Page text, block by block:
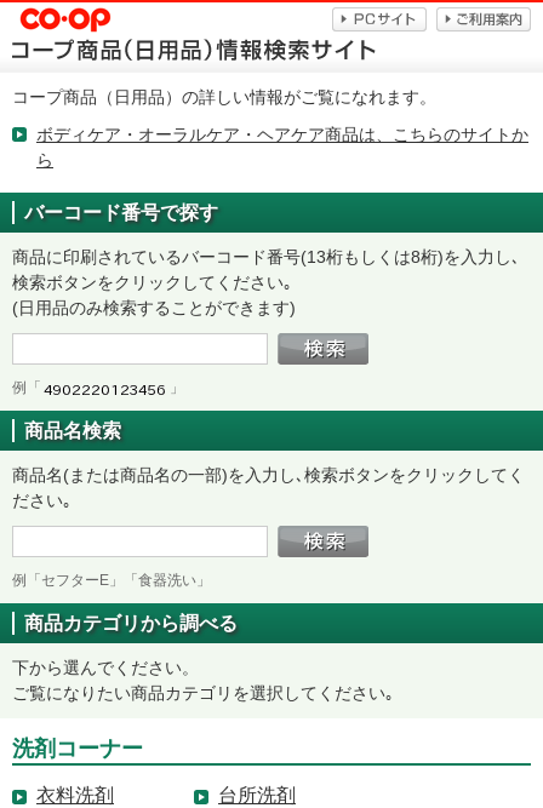
コープ商品（日用品）の詳しい情報がご覧になれます。
ボディケア・オーラルケア・ヘアケア商品は、こちらのサイトか
ら
バーコード番号で探す
商品に印刷されているバーコード番号(13桁もしくは8桁)を入力し､
検索ボタンをクリックしてください｡
(日用品のみ検索することができます)
例「 」
商品名検索
商品名(または商品名の一部)を入力し､検索ボタンをクリックしてく
ださい｡
例「セフターE」「食器洗い」
商品カテゴリから調べる
下から選んでください。
ご覧になりたい商品カテゴリを選択してください｡
洗剤コーナー
衣料洗剤 台所洗剤